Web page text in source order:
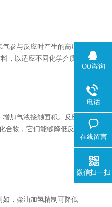
参与反应时产生的高压
，以适应不同化学介质
加气液接触面积。反应
合物，它们能够降低反
，柴油加氢精制可降低
QQ咨询
电话
在线留言
微信扫一扫